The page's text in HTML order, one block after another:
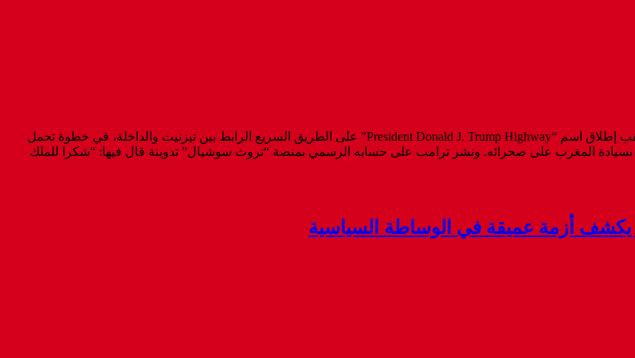
وجّه الرئيس الأمريكي دونالد ترامب، الأحد، رسالة شكر إلى الملك محمد السادس، عقب إطلاق اسم “President Donald J. Trump Highway” على الطريق السريع الرابط بين تيزنيت والداخلة، في خطوة تحمل
بسيادة المغرب على صحرائه. ونشر ترامب على حسابه الرسمي بمنصة “تروث سوشيال” تدوينة قال فيها: “شكرا للملك